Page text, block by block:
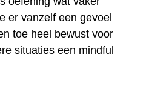
er vanzelf een gevoel
toe heel bewust voor
situaties een mindful